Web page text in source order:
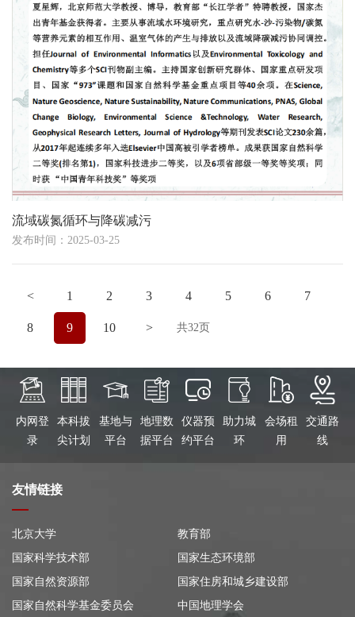
流域碳氮循环与降碳减污
发布时间：2025-03-25
< 1 2 3 4 5 6 7
8 9 10 > 共32页
内网登
录
本科拔
尖计划
基地与
平台
地理数
据平台
仪器预
约平台
助力城
环
会场租
用
交通路
线
友情链接
北京大学
教育部
国家科学技术部
国家生态环境部
国家自然资源部
国家住房和城乡建设部
国家自然科学基金委员会
中国地理学会